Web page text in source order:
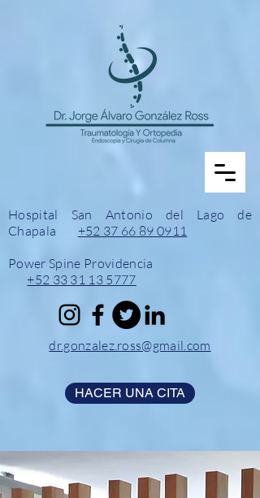
HACER UNA CITA
dr.gonzalez.ross@gmail.com
Hospital San Antonio del Lago de
Chapala +52 37 66 89 0911
Power Spine Providencia
+52 33 31 13 5777